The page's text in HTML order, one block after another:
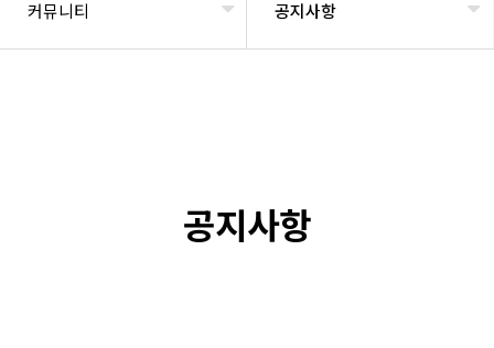
커뮤니티 공지사항
공지사항